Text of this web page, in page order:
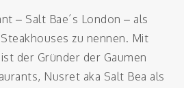
– Salt Bae´s London – als
zu nennen. Mit
der Gründer der Gaumen
Nusret aka Salt Bea als